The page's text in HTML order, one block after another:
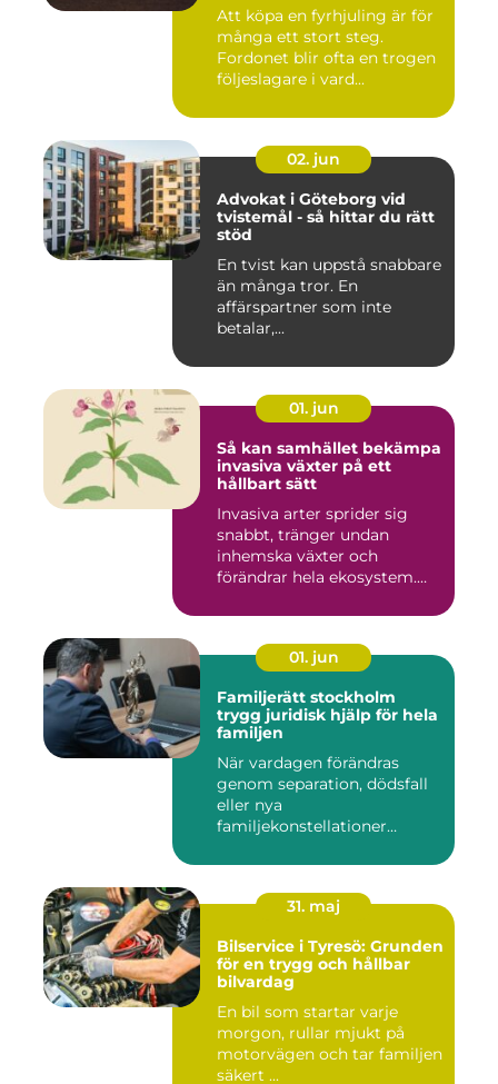
Att köpa en fyrhjuling är för
många ett stort steg.
Fordonet blir ofta en trogen
följeslagare i vard...
02. jun
Advokat i Göteborg vid
tvistemål - så hittar du rätt
stöd
En tvist kan uppstå snabbare
än många tror. En
affärspartner som inte
betalar,...
01. jun
Så kan samhället bekämpa
invasiva växter på ett
hållbart sätt
Invasiva arter sprider sig
snabbt, tränger undan
inhemska växter och
förändrar hela ekosystem.
01. jun
Familjerätt stockholm
trygg juridisk hjälp för hela
familjen
När vardagen förändras
genom separation, dödsfall
eller nya
familjekonstellationer
31. maj
Bilservice i Tyresö: Grunden
för en trygg och hållbar
bilvardag
En bil som startar varje
morgon, rullar mjukt på
motorvägen och tar familjen
säkert ...